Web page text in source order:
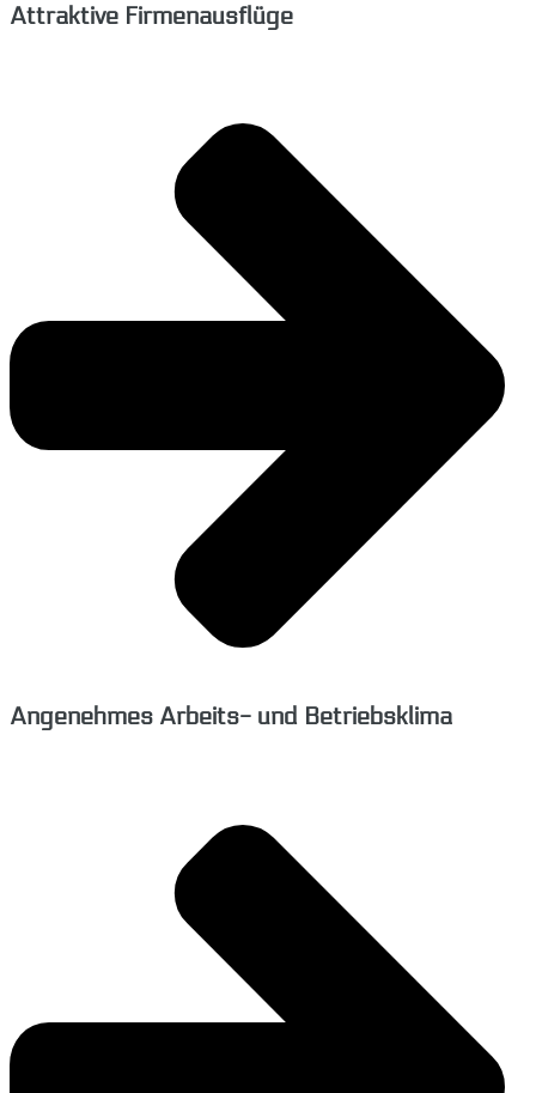
Attraktive Firmenausflüge
Angenehmes Arbeits- und Betriebsklima